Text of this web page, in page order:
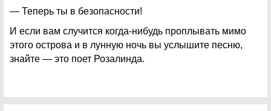
— Теперь ты в безопасности!
И если вам случится когда-нибудь проплывать мимо
этого острова и в лунную ночь вы услышите песню,
знайте — это поет Розалинда.